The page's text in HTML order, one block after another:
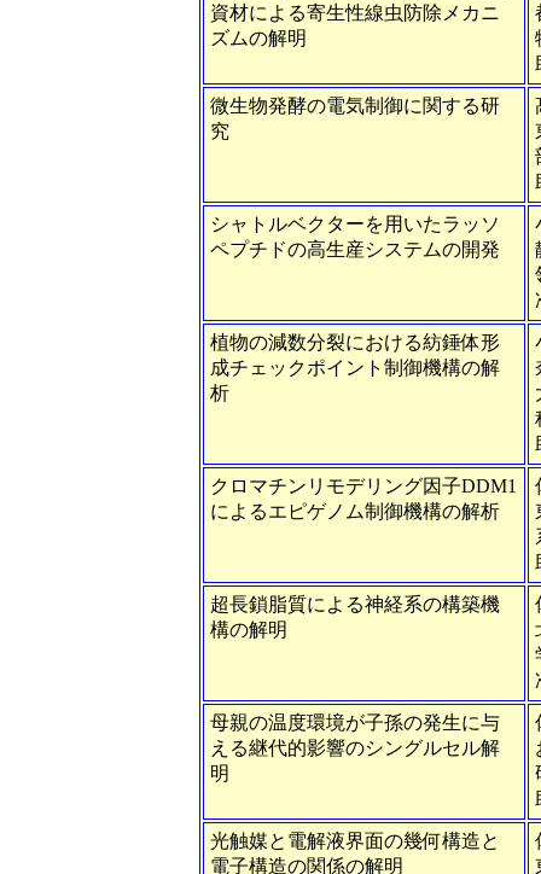
資材による寄生性線虫防除メカニ
ズムの解明
微生物発酵の電気制御に関する研
究
シャトルベクターを用いたラッソ
ペプチドの高生産システムの開発
植物の減数分裂における紡錘体形
成チェックポイント制御機構の解
析
クロマチンリモデリング因子DDM1
によるエピゲノム制御機構の解析
超長鎖脂質による神経系の構築機
構の解明
母親の温度環境が子孫の発生に与
える継代的影響のシングルセル解
明
光触媒と電解液界面の幾何構造と
電子構造の関係の解明